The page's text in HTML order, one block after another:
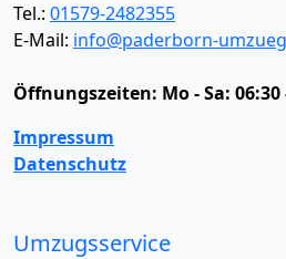
Tel.: 01579-2482355
E-Mail: info@paderborn-
Öffnungszeiten: Mo - Sa:
Impressum
Datenschutz
Umzugsservice